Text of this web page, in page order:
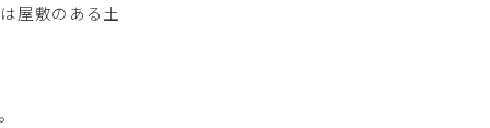
屋敷のある土